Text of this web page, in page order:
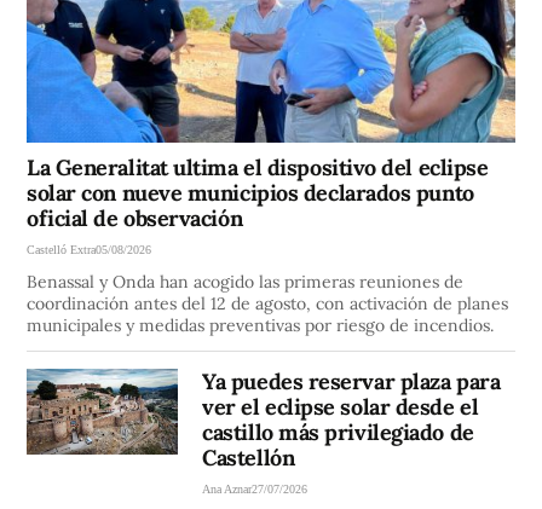
La Generalitat ultima el dispositivo del eclipse
solar con nueve municipios declarados punto
oficial de observación
Castelló Extra05/08/2026
Benassal y Onda han acogido las primeras reuniones de
coordinación antes del 12 de agosto, con activación de planes
municipales y medidas preventivas por riesgo de incendios.
Ya puedes reservar plaza para
ver el eclipse solar desde el
castillo más privilegiado de
Castellón
Ana Aznar27/07/2026